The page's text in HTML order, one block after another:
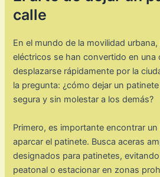
calle
En el mundo de la movilidad
eléctricos se han convertido en una
desplazarse rápidamente por la
la pregunta: ¿cómo dejar un
segura y sin molestar a los demás?
Primero, es importante encontrar
aparcar el patinete. Busca aceras
designados para patinetes,
peatonal o estacionar en zonas